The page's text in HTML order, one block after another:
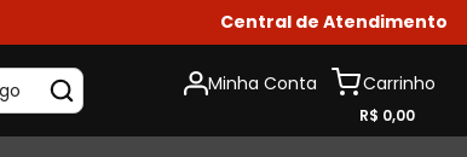
Central de Atendimento
Minha Conta
R$ 0,00